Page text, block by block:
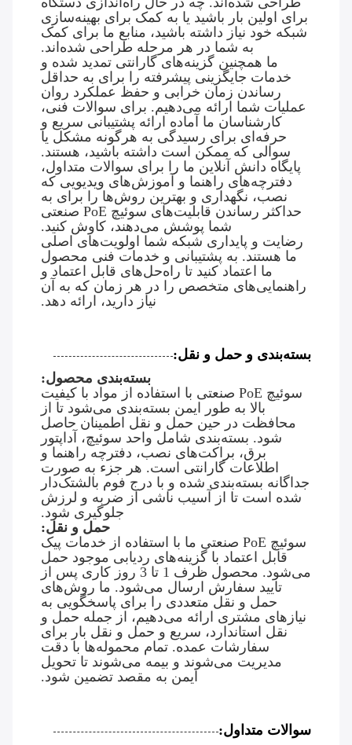
برای اولین بار باشید یا به کمک برای بهینه‌سازی
شبکه خود نیاز داشته باشید، منابع ما برای کمک
به شما در هر مرحله طراحی شده‌اند.
ما همچنین گزینه‌های گارانتی تمدید شده و
خدمات جایگزینی پیشرفته را برای به حداقل
رساندن زمان خرابی و حفظ عملکرد روان
عملیات شما ارائه می‌دهیم. برای سوالات فنی،
کارشناسان ما آماده ارائه پشتیبانی سریع و
حرفه‌ای برای رسیدگی به هرگونه مشکل یا
سوالی که ممکن است داشته باشید، هستند.
پایگاه دانش آنلاین ما را برای سوالات متداول،
دفترچه‌های راهنما و آموزش‌های ویدیویی که
نصب، نگهداری و بهترین روش‌ها را برای به
حداکثر رساندن قابلیت‌های سوئیچ PoE صنعتی
شما پوشش می‌دهند، کاوش کنید.
رضایت و پایداری شبکه شما اولویت‌های اصلی
ما هستند. به پشتیبانی و خدمات فنی محصول
ما اعتماد کنید تا راه‌حل‌های قابل اعتماد و
راهنمایی‌های متخصص را در هر زمان که به آن
نیاز دارید، ارائه دهد.
بسته‌بندی و حمل و نقل:
بسته‌بندی محصول:
سوئیچ PoE صنعتی با استفاده از مواد با کیفیت
بالا به طور ایمن بسته‌بندی می‌شود تا از
محافظت در حین حمل و نقل اطمینان حاصل
شود. بسته‌بندی شامل واحد سوئیچ، آداپتور
برق، براکت‌های نصب، دفترچه راهنما و
اطلاعات گارانتی است. هر جزء به صورت
جداگانه بسته‌بندی شده و با درج فوم بالشتک‌دار
شده است تا از آسیب ناشی از ضربه و لرزش
جلوگیری شود.
حمل و نقل:
سوئیچ PoE صنعتی ما با استفاده از خدمات پیک
قابل اعتماد با گزینه‌های ردیابی موجود حمل
می‌شود. محصول ظرف 1 تا 3 روز کاری پس از
تایید سفارش ارسال می‌شود. ما روش‌های
حمل و نقل متعددی را برای پاسخگویی به
نیازهای مشتری ارائه می‌دهیم، از جمله حمل و
نقل استاندارد، سریع و حمل و نقل بار برای
سفارشات عمده. تمام محموله‌ها با دقت
مدیریت می‌شوند و بیمه می‌شوند تا تحویل
ایمن به مقصد تضمین شود.
سوالات متداول: